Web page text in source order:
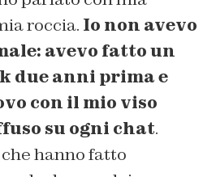
roccia. Io non avevo
avevo fatto un
due anni prima e
con il mio viso
su ogni chat.
hanno fatto